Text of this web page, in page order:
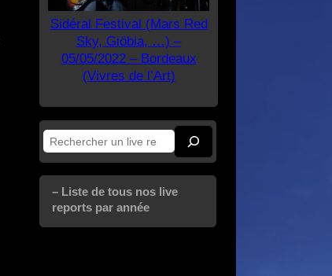
Sidéral Festival (Mars Red
Sky, Giöbia, …) –
05/05/2022 – Bordeaux
(Vivres de l’Art)
Rechercher
– Liste de tous nos live
reports par année